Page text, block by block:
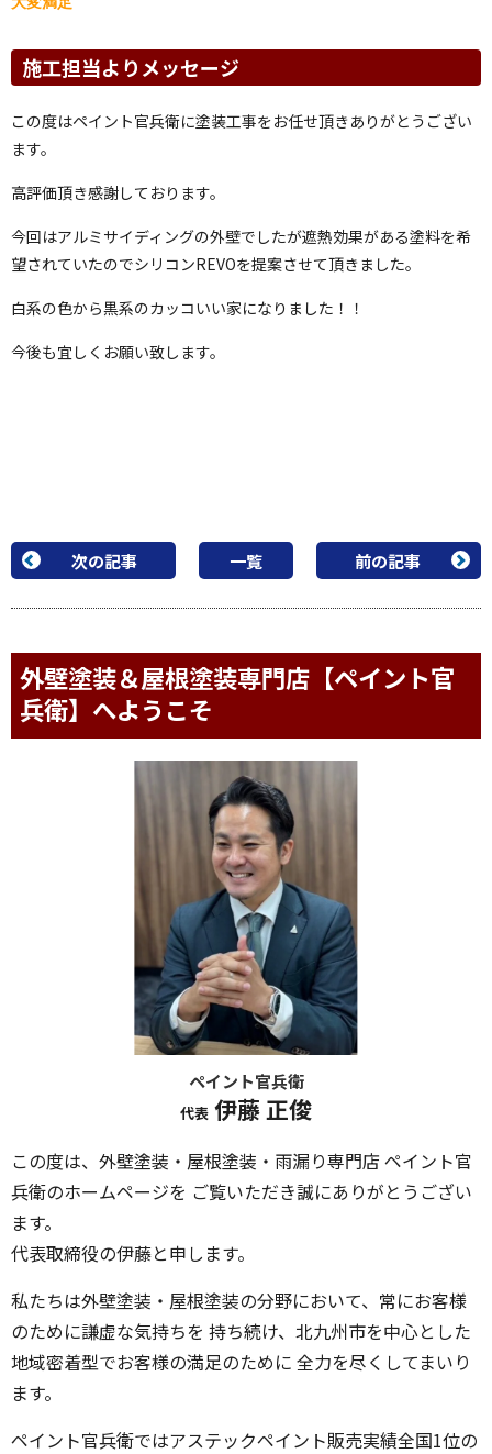
施工担当よりメッセージ
この度はペイント官兵衛に塗装工事をお任せ頂きありがとうござい
ます。
高評価頂き感謝しております。
今回はアルミサイディングの外壁でしたが遮熱効果がある塗料を希
望されていたのでシリコンREVOを提案させて頂きました。
白系の色から黒系のカッコいい家になりました！！
今後も宜しくお願い致します。
次の記事 一覧 前の記事
外壁塗装＆屋根塗装専門店【ペイント官
兵衛】へようこそ
ペイント官兵衛
代表 伊藤 正俊
この度は、外壁塗装・屋根塗装・雨漏り専門店 ペイント官
兵衛のホームページを ご覧いただき誠にありがとうござい
ます。
代表取締役の伊藤と申します。
私たちは外壁塗装・屋根塗装の分野において、常にお客様
のために謙虚な気持ちを 持ち続け、北九州市を中心とした
地域密着型でお客様の満足のために 全力を尽くしてまいり
ます。
ペイント官兵衛ではアステックペイント販売実績全国1位の